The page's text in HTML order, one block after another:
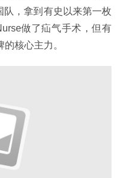
队，拿到有史以来第一枚
做了疝气手术，但有
核心主力。